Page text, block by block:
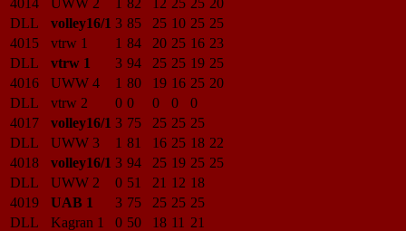
4014
UWW 2 1 82 12 25 25 20
DLL
volley16/1 3 85 25 10 25 25
4015
vtrw 1 1 84 20 25 16 23
DLL
vtrw 1 3 94 25 25 19 25
4016
UWW 4 1 80 19 16 25 20
DLL
vtrw 2 0 0 0 0
0
4017
volley16/1 3 75 25 25 25
DLL
UWW 3 1 81 16 25 18 22
4018
volley16/1 3 94 25 19 25 25
DLL
UWW 2 0 51 21 12 18
4019
UAB 1 3 75 25 25 25
DLL
Kagran 1 0 50 18 11 21